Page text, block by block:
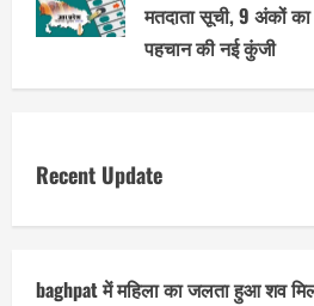
मतदाता सूची, 9 अंकों का
पहचान की नई कुंजी
Recent Update
baghpat में महिला का जलता हुआ शव